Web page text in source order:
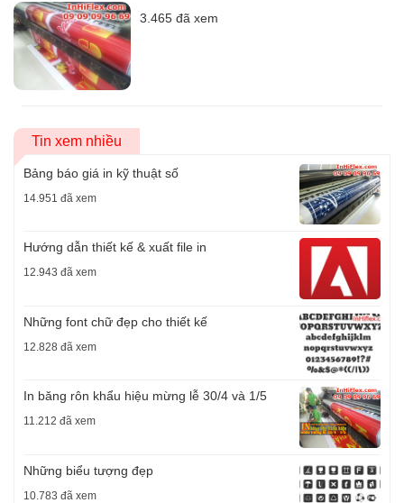
3.465 đã xem
Tin xem nhiều
Bảng báo giá in kỹ thuật số
14.951 đã xem
Hướng dẫn thiết kế & xuất file in
12.943 đã xem
Những font chữ đẹp cho thiết kế
12.828 đã xem
In băng rôn khẩu hiệu mừng lễ 30/4 và 1/5
11.212 đã xem
Những biểu tượng đẹp
10.783 đã xem